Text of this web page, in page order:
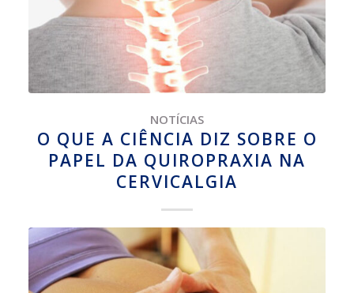
NOTÍCIAS
O QUE A CIÊNCIA DIZ SOBRE O
PAPEL DA QUIROPRAXIA NA
CERVICALGIA